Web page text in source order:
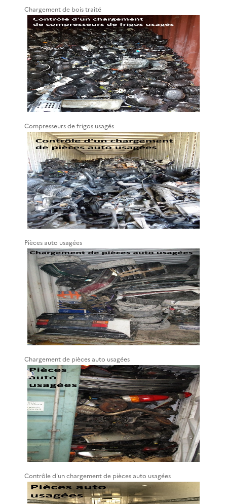
Chargement de bois traité
Compresseurs de frigos usagés
Pièces auto usagées
Chargement de pièces auto usagées
Contrôle d'un chargement de pièces auto usagées